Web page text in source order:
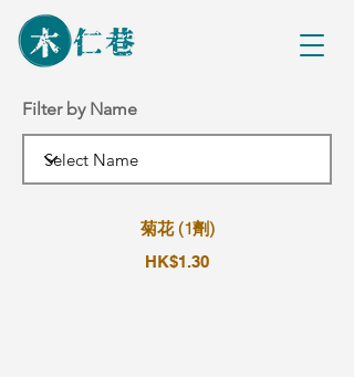
Filter by Name
菊花 (1劑)
HK$1.30